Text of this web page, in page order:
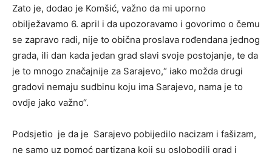
Zato je, dodao je Komšić, važno da mi uporno
obilježavamo 6. april i da upozoravamo i govorimo o čemu
se zapravo radi, nije to obična proslava rođendana jednog
grada, ili dan kada jedan grad slavi svoje postojanje, te da
je to mnogo značajnije za Sarajevo,“ iako možda drugi
gradovi nemaju sudbinu koju ima Sarajevo, nama je to
ovdje jako važno“.
Podsjetio je da je Sarajevo pobijedilo nacizam i fašizam,
ne samo uz pomoć partizana koji su oslobodili grad i